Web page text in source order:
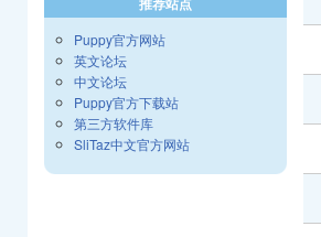
Puppy官方网站
英文论坛
中文论坛
Puppy官方下载站
第三方软件库
SliTaz中文官方网站